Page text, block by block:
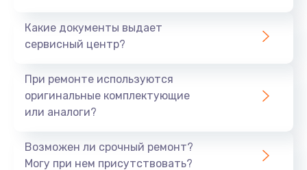
Восстановление после попадания влаги
Заказать
Какие документы выдает
сервисный центр?
При ремонте используются
оригинальные комплектующие
или аналоги?
Возможен ли срочный ремонт?
Могу при нем присутствовать?